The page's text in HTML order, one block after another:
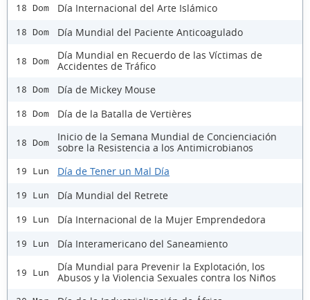
18 Dom Día Internacional del Arte Islámico
18 Dom Día Mundial del Paciente Anticoagulado
18 Dom
Día Mundial en Recuerdo de las Víctimas de
Accidentes de Tráfico
18 Dom Día de Mickey Mouse
18 Dom Día de la Batalla de Vertières
18 Dom
Inicio de la Semana Mundial de Concienciación
sobre la Resistencia a los Antimicrobianos
19 Lun Día de Tener un Mal Día
19 Lun Día Mundial del Retrete
19 Lun Día Internacional de la Mujer Emprendedora
19 Lun Día Interamericano del Saneamiento
19 Lun
Día Mundial para Prevenir la Explotación, los
Abusos y la Violencia Sexuales contra los Niños